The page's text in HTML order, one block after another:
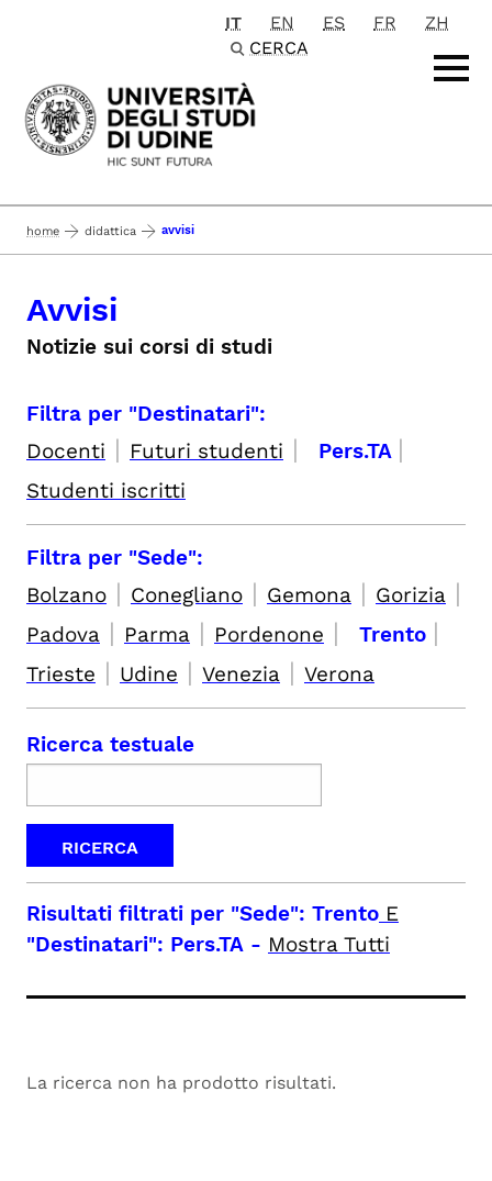
Passa al contenuto principale
IT EN ES FR
ZH
CERCA
home didattica avvisi
Avvisi
Notizie sui corsi di studi
Filtra per "Destinatari":
Docenti | Futuri studenti | Pers.TA |
Studenti iscritti
Filtra per "Sede":
Bolzano | Conegliano | Gemona | Gorizia |
Padova | Parma | Pordenone | Trento |
Trieste | Udine | Venezia | Verona
Ricerca testuale
Risultati filtrati per "Sede": Trento E
"Destinatari": Pers.TA - Mostra Tutti
La ricerca non ha prodotto risultati.